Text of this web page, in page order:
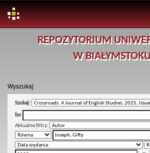
REPOZYTORIUM
W
Wyszukaj
Szukaj:
for
Aktualne filtry: